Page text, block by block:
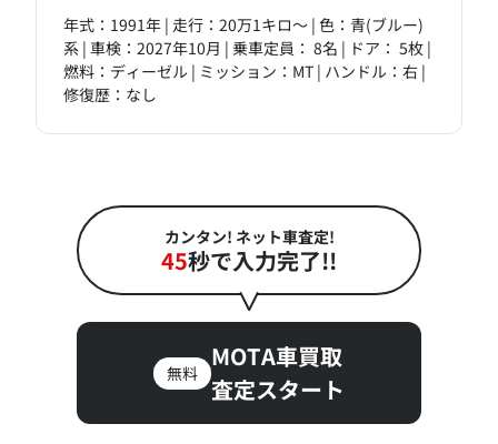
年式：1991年 | 走行：20万1キロ～ | 色：青(ブルー)
系 | 車検：2027年10月 | 乗車定員： 8名 | ドア： 5枚 |
燃料：ディーゼル | ミッション：MT | ハンドル：右 |
修復歴：なし
カンタン! ネット車査定!
45秒で入力完了!!
無料
MOTA車買取
査定スタート